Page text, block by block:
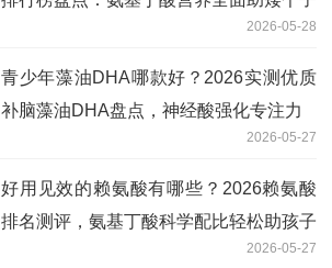
2026-05-28
青少年藻油DHA哪款好？2026实测优质
补脑藻油DHA盘点，神经酸强化专注力
2026-05-27
好用见效的赖氨酸有哪些？2026赖氨酸
排名测评，氨基丁酸科学配比轻松助孩子
2026-05-27